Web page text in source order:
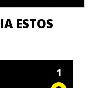
ESTOS
1